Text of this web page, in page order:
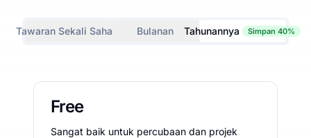
Tawaran Sekali Sahaja Bulanan Tahunannya Simpan 40%
Free
Sangat baik untuk percubaan dan projek